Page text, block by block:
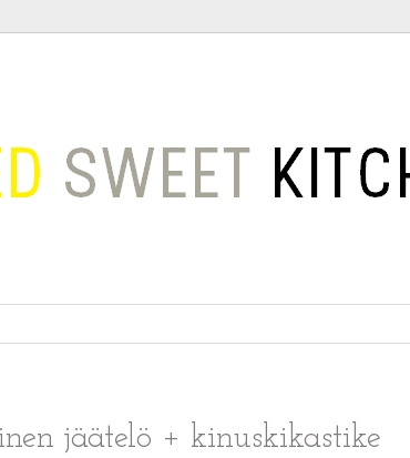
jäätelö + kinuskikastike